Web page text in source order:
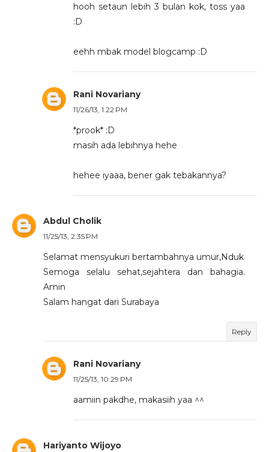
hooh setaun lebih 3 bulan kok, toss yaa
:D
eehh mbak model blogcamp :D
Rani Novariany
11/26/13, 1:22 PM
*prook* :D
masih ada lebihnya hehe
hehee iyaaa, bener gak tebakannya?
Abdul Cholik
11/25/13, 2:35 PM
Selamat mensyukuri bertambahnya umur,Nduk
Semoga selalu sehat,sejahtera dan bahagia.
Amin
Salam hangat dari Surabaya
Reply
Rani Novariany
11/25/13, 10:29 PM
aamiin pakdhe, makasiih yaa ^^
Hariyanto Wijoyo